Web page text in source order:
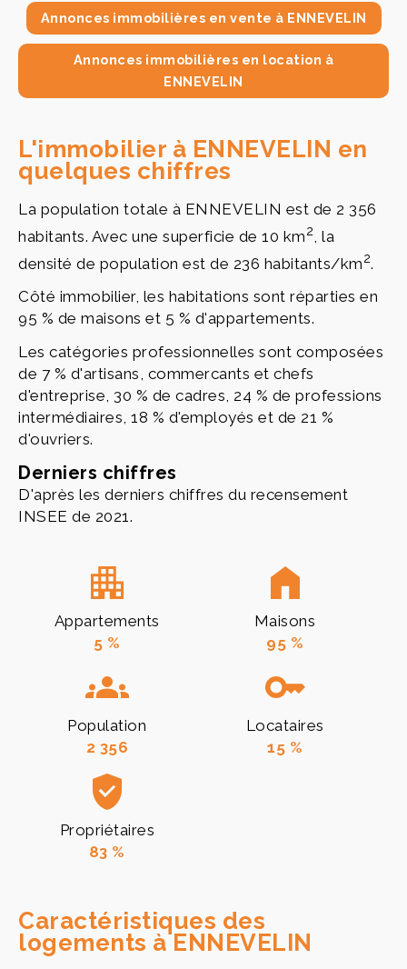
Annonces immobilières en vente à ENNEVELIN
Annonces immobilières en location à
ENNEVELIN
L'immobilier à ENNEVELIN en
quelques chiffres
La population totale à ENNEVELIN est de 2 356
habitants. Avec une superficie de 10 km2
, la
densité de population est de 236 habitants/km2.
Côté immobilier, les habitations sont réparties en
95 % de maisons et 5 % d'appartements.
Les catégories professionnelles sont composées
de 7 % d'artisans, commercants et chefs
d'entreprise, 30 % de cadres, 24 % de professions
intermédiaires, 18 % d'employés et de 21 %
d'ouvriers.
Derniers chiffres
D'après les derniers chiffres du recensement
INSEE de 2021.
Appartements
5 %
Maisons
95 %
Population
2 356
Locataires
15 %
Propriétaires
83 %
Caractéristiques des
logements à ENNEVELIN